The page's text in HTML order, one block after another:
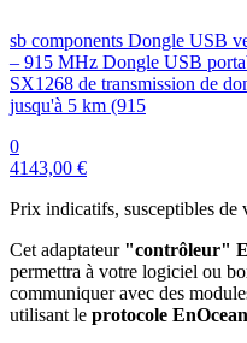
sb components Dongle USB
– 915 MHz Dongle USB
SX1268 de transmission de
jusqu'à 5 km (915
0
4143,00 €
Prix indicatifs, susceptibles de
Cet adaptateur "contrôleur"
permettra à votre logiciel ou
communiquer avec des
utilisant le protocole EnOcean